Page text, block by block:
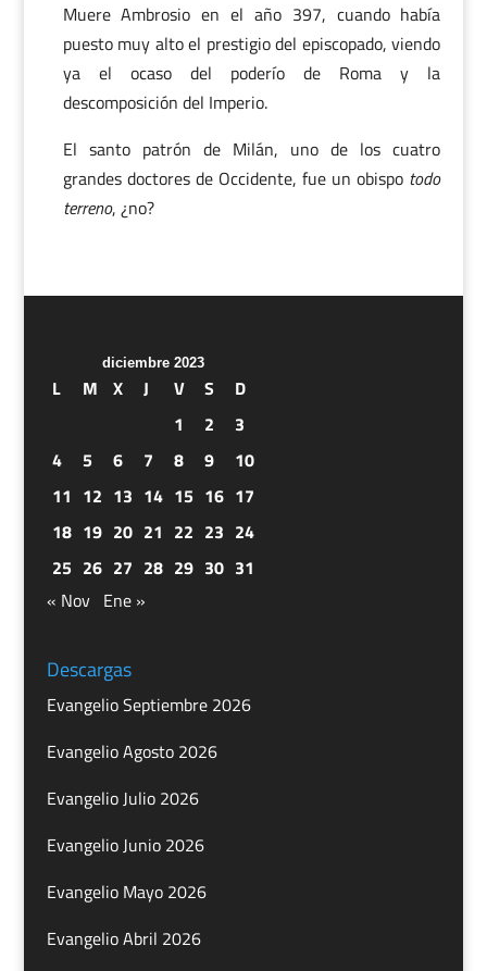
Muere Ambrosio en el año 397, cuando había
puesto muy alto el prestigio del episcopado, viendo
ya el ocaso del poderío de Roma y la
descomposición del Imperio.
El santo patrón de Milán, uno de los cuatro
grandes doctores de Occidente, fue un obispo todo
terreno, ¿no?
diciembre 2023
L M X J V S
D
1
2
3
4
5 6 7 8 9
10
11 12 13 14 15 16 17
18 19 20 21 22 23 24
25 26 27 28 29 30 31
« Nov Ene »
Descargas
Evangelio Septiembre 2026
Evangelio Agosto 2026
Evangelio Julio 2026
Evangelio Junio 2026
Evangelio Mayo 2026
Evangelio Abril 2026